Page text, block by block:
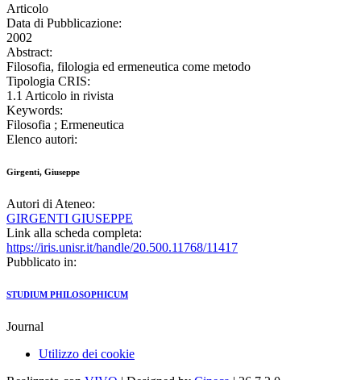
Articolo
Data di Pubblicazione:
2002
Abstract:
Filosofia, filologia ed ermeneutica come metodo
Tipologia CRIS:
1.1 Articolo in rivista
Keywords:
Filosofia ; Ermeneutica
Elenco autori:
Girgenti, Giuseppe
Autori di Ateneo:
GIRGENTI GIUSEPPE
Link alla scheda completa:
https://iris.unisr.it/handle/20.500.11768/11417
Pubblicato in:
STUDIUM PHILOSOPHICUM
Journal
Utilizzo dei cookie